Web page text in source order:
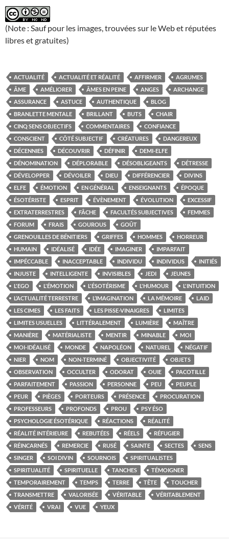
(Note : Sauf pour les images, trouvées sur le Web et réputées
libres et gratuites)
ACTUALITÉ ACTUALITÉ ET RÉALITÉ AFFIRMER
AGRUMES
ÂME
AMÉLIORER ÂMES EN PEINE ANGES
ARCHANGE
ASSURANCE
ASTUCE AUTHENTIQUE
BLOG
BRANLETTE MENTALE
BRILLANT BUTS
CHAIR
CINQ SENS OBJECTIFS
COMMENTAIRES
CONFIANCE
CONSCIENT
CÔTÉ SUBJECTIF CRÉATURES
DANGEREUX
DÉCENNIES
DÉCOUVRIR DÉFINIR
DEMI-ELFE
DÉNOMINATION
DÉPLORABLE DÉSOBLIGEANTS
DÉTRESSE
DÉVELOPPER
DÉVOILER DIEU DIFFÉRENCIER
DIVINS
ELFE
ÉMOTION EN GÉNÉRAL ENSEIGNANTS
ÉPOQUE
ÉSOTÉRISTE
ESPRIT ÉVÈNEMENT ÉVOLUTION
EXCESSIF
EXTRATERRESTRES
FÂCHE FACULTÉS SUBJECTIVES
FEMMES
FORUM
FRAIS GOUROUS
GOÛT
GRENOUILLES DE BÉNITIERS
GRIFFES HOMMES
HORREUR
HUMAIN
IDÉALISÉ IDÉE IMAGINER
IMPARFAIT
IMPÉCCABLE
INACCEPTABLE INDIVIDU INDIVIDUS
INITIÉS
INJUSTE
INTELLIGENTE INVISIBLES JEDI
JEUNES
L'EGO
L'ÉMOTION L'ÉSOTÉRISME L'HUMOUR
L'INTUITION
L’ACTUALITÉ TERRESTRE
L’IMAGINATION LA MÉMOIRE
LAID
LES CIMES
LES FAITS LES PISSE-VINAIGRES
LIMITES
LIMITES USUELLES
LITTÉRALEMENT LUMIÈRE
MAÎTRE
MANIÈRE
MATÉRIALISTE MENTIR MINABLE
MOI
MOI-IDÉALISÉ
MONDE NAPOLÉON NATUREL
NÉGATIF
NIER
NOM NON-TERMINÉ OBJECTIVITÉ
OBJETS
OBSERVATION
OCCULTER ODORAT OUIE
PACOTILLE
PARFAITEMENT
PASSION PERSONNE PEU
PEUPLE
PEUR
PIÈGES PORTEURS PRÉSENCE
PROCURATION
PROFESSEURS
PROFONDS PROU
PSY ÉSO
PSYCHOLOGIE ÉSOTÉRIQUE
RÉACTIONS
RÉALITÉ
RÉALITÉ INTÉRIEURE
REBUTÉES RÉELS
RÉFUGIER
RÉINCARNÉS
REMERCIE RUSÉ SAINTE SECTES
SENS
SINGER
SOI DIVIN SOURNOIS
SPIRITUALISTES
SPIRITUALITÉ
SPIRITUELLE TANCHES
TÉMOIGNER
TEMPORAIREMENT
TEMPS TERRE TÊTE
TOUCHER
TRANSMETTRE
VALORISÉE VÉRITABLE
VÉRITABLEMENT
VÉRITÉ
VRAI VUE YEUX